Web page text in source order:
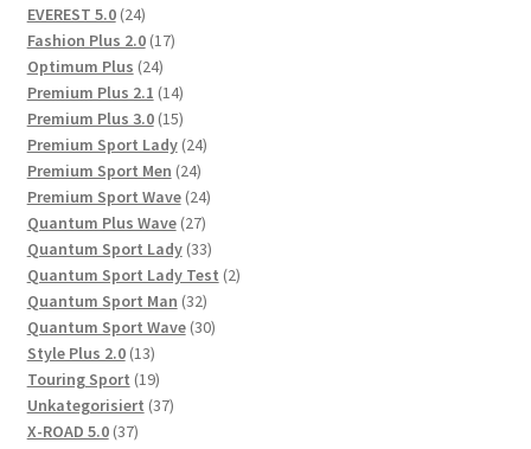
Produkte
EVEREST 5.0 2424
Produkte
Fashion Plus 2.0 1717
Optimum Plus 2424
Produkte
Premium Plus 2.1 1414
Produkte
Premium Plus 3.0 1515
Produkte
Premium Sport Lady 2424
Premium Sport Men 2424
Produkte
Premium Sport Wave 2424
Produkte
Quantum Plus Wave 2727
Produkte
Quantum Sport Lady 3333
Produkte
Quantum Sport Lady Test 22
Quantum Sport Man 3232
Produkte
Quantum Sport Wave 3030
Style Plus 2.0 1313
Produkte
Touring Sport 1919
Produkte
Unkategorisiert 3737
X-ROAD 5.0 3737